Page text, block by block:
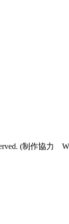
(制作協力